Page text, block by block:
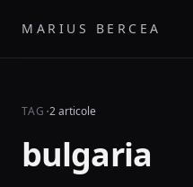
MARIUS BERCEA
TAG ·2 articole
bulgaria